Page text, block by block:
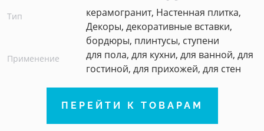
Тип
керамогранит, Настенная плитка,
Декоры, декоративные вставки,
бордюры, плинтусы, ступени
Применение
для пола, для кухни, для ванной, для
гостиной, для прихожей, для стен
ПЕРЕЙТИ К ТОВАРАМ